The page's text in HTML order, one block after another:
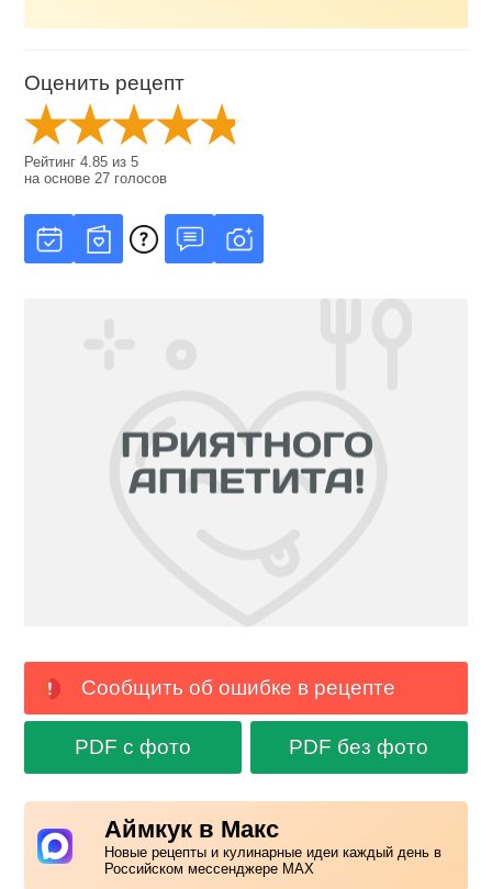
Оценить рецепт
Рейтинг4.85 из5
на основе 27 голосов
Сообщить об ошибке в рецепте
PDF с фото PDF без фото
Аймкук в Макс
Новые рецепты и кулинарные идеи каждый день в
Российском мессенджере MAX